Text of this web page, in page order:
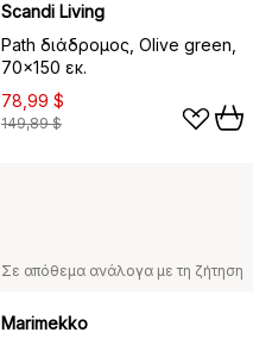
Scandi Living
Path διάδρομος, Olive green,
70x150 εκ.
78,99 $
149,89 $
Σε απόθεμα ανάλογα με τη ζήτηση
Marimekko